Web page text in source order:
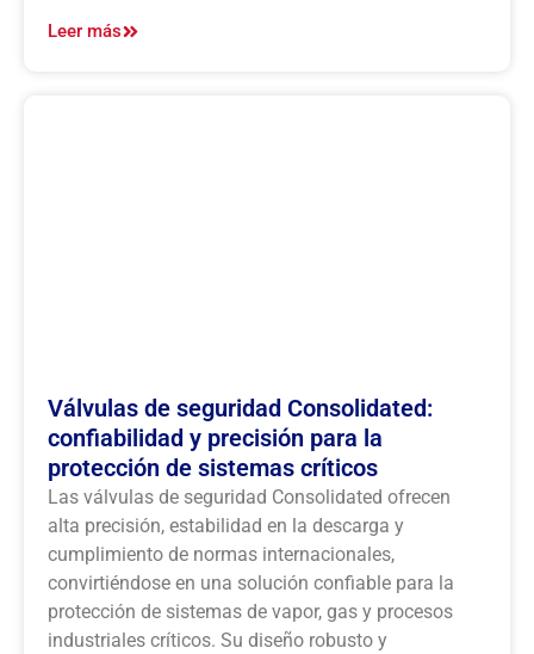
Leer más
Válvulas de seguridad Consolidated:
confiabilidad y precisión para la
protección de sistemas críticos
Las válvulas de seguridad Consolidated ofrecen
alta precisión, estabilidad en la descarga y
cumplimiento de normas internacionales,
convirtiéndose en una solución confiable para la
protección de sistemas de vapor, gas y procesos
industriales críticos. Su diseño robusto y